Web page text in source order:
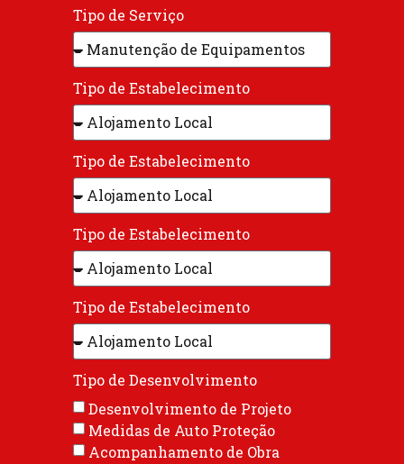
Tipo de Serviço
Tipo de Estabelecimento
Tipo de Estabelecimento
Tipo de Estabelecimento
Tipo de Estabelecimento
Tipo de Desenvolvimento
Desenvolvimento de Projeto
Medidas de Auto Proteção
Acompanhamento de Obra